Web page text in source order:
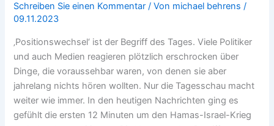
Schreiben Sie einen Kommentar / Von michael behrens/
09.11.2023
‚Positionswechsel‘ ist der Begriff des Tages. Viele Politiker
und auch Medien reagieren plötzlich erschrocken über
Dinge, die voraussehbar waren, von denen sie aber
jahrelang nichts hören wollten. Nur die Tagesschau macht
weiter wie immer. In den heutigen Nachrichten ging es
gefühlt die ersten 12 Minuten um den Hamas-Israel-Krieg